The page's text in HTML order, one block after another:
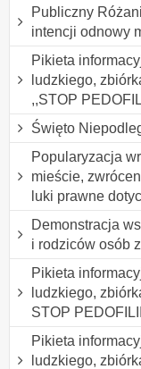
Publiczny
intencji odnowy
Pikieta
ludzkiego,
,,STOP
Święto
Popularyzacja
mieście,
luki prawne
Demonstracja
i rodziców osób
Pikieta
ludzkiego,
STOP
Pikieta
ludzkiego,